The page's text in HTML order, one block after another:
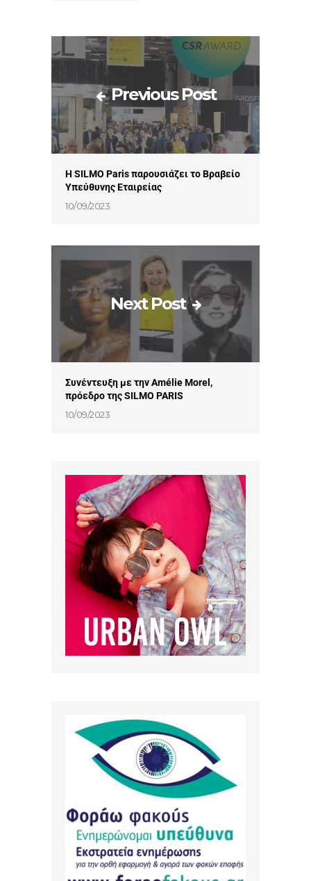
Previous Post
Η SILMO Paris παρουσιάζει το Βραβείο
Υπεύθυνης Εταιρείας
10/09/2023
Next Post
Συνέντευξη με την Amélie Morel,
πρόεδρο της SILMO PARIS
10/09/2023